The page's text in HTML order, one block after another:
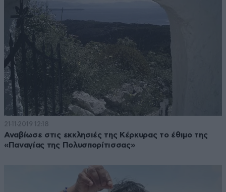
21·11·2019 12:18
Αναβίωσε στις εκκλησιές της Κέρκυρας το έθιμο της
«Παναγίας της Πολυσπορίτισσας»